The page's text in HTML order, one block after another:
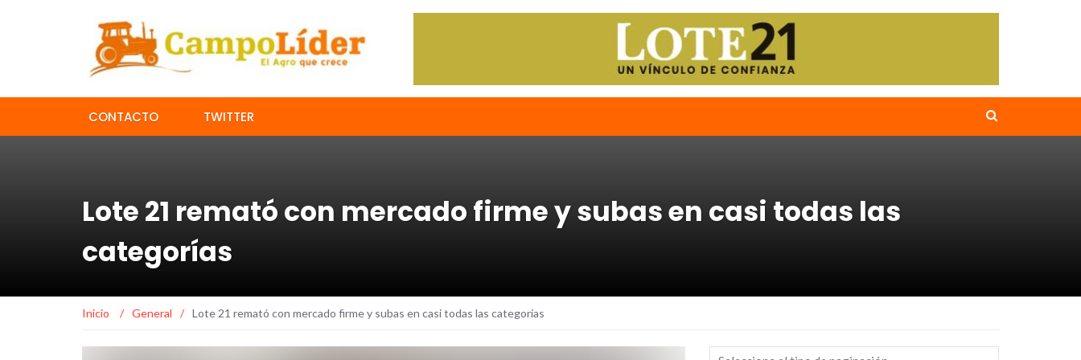
CONTACTO TWITTER
Lote 21 remató con mercado firme y subas en casi todas las
categorías
Inicio / General / Lote 21 remató con mercado firme y subas en casi todas las categorías